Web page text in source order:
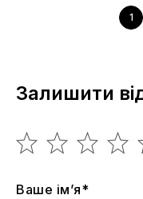
1
Залишити
Ваше ім’я*